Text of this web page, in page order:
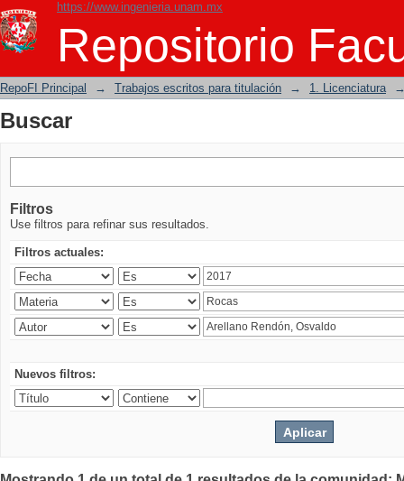
https://www.ingenieria.unam.mx
Repositorio
Buscar
RepoFI Principal → Trabajos escritos para titulación → 1. Licenciatura
Buscar
Filtros
Use filtros para refinar sus resultados.
Filtros actuales:
Nuevos filtros: